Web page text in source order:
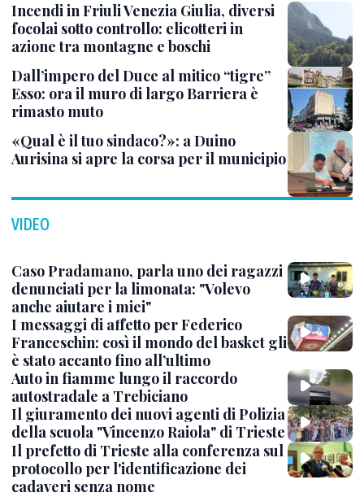
Incendi in Friuli Venezia Giulia, diversi
focolai sotto controllo: elicotteri in
azione tra montagne e boschi
Dall’impero del Duce al mitico “tigre”
Esso: ora il muro di largo Barriera è
rimasto muto
«Qual è il tuo sindaco?»: a Duino
Aurisina si apre la corsa per il municipio
VIDEO
Caso Pradamano, parla uno dei ragazzi
denunciati per la limonata: "Volevo
anche aiutare i miei"
I messaggi di affetto per Federico
Franceschin: così il mondo del basket gli
è stato accanto fino all’ultimo
Auto in fiamme lungo il raccordo
autostradale a Trebiciano
Il giuramento dei nuovi agenti di Polizia
della scuola "Vincenzo Raiola" di Trieste
Il prefetto di Trieste alla conferenza sul
protocollo per l'identificazione dei
cadaveri senza nome